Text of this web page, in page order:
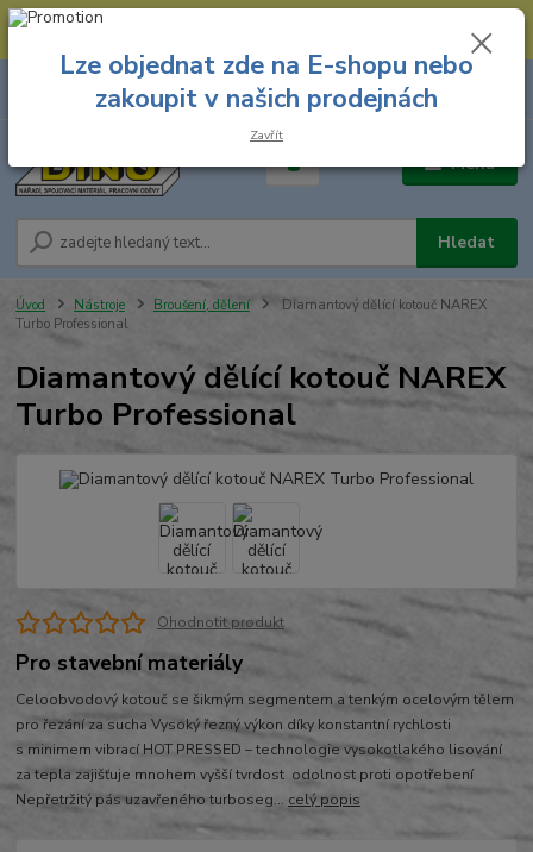
--- Spojovací materiál: 774 431 045 --- Prodejna nářadí: 731 449 423 --
Menu
Hledat
8.00 hod. - 16.00 hod.
za
Úvod Nástroje Broušení, dělení
Diamantový dělící kotouč NAREX
Turbo Professional
Diamantový dělící kotouč NAREX
Turbo Professional
Ohodnotit produkt
Pro stavební materiály
Celoobvodový kotouč se šikmým segmentem a tenkým ocelovým tělem
pro řezání za sucha Vysoký řezný výkon díky konstantní rychlosti
s minimem vibrací HOT PRESSED – technologie vysokotlakého lisování
za tepla zajišťuje mnohem vyšší tvrdost odolnost proti opotřebení
Nepřetržitý pás uzavřeného turboseg... celý popis
Lze objednat zde na E-shopu nebo
zakoupit v našich prodejnách
Zavřít